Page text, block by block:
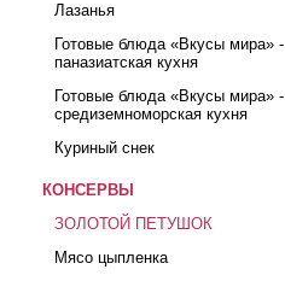
Лазанья
Готовые блюда «Вкусы мира» -
паназиатская кухня
Готовые блюда «Вкусы мира» -
средиземноморская кухня
Куриный снек
КОНСЕРВЫ
ЗОЛОТОЙ ПЕТУШОК
Мясо цыпленка